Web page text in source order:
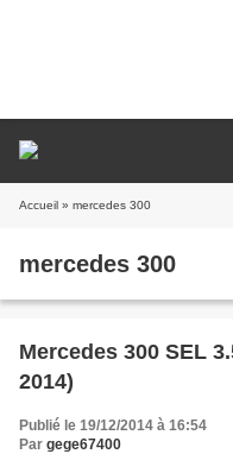
Accueil » mercedes 300
mercedes 300
Mercedes 300 SEL
2014)
Publié le 19/12/2014 à 16:54
Par gege67400